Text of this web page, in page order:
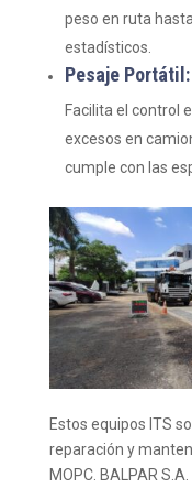
peso en ruta
estadísticos.
Pesaje Portátil:
Facilita el control
excesos en
cumple con las
Estos equipos ITS
reparación y
MOPC. BALPAR